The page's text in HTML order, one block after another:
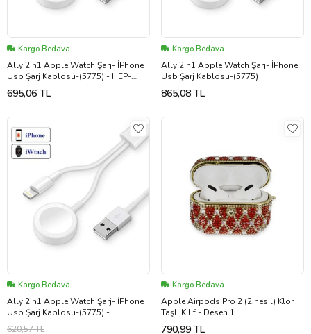
Kargo Bedava
Ally 2in1 Apple Watch Şarj- İPhone
Usb Şarj Kablosu-(5775) - HEP-
1361-8356
695,06 TL
Kargo Bedava
Ally 2in1 Apple Watch Şarj- İPhone
Usb Şarj Kablosu-(5775)
865,08 TL
Kargo Bedava
Ally 2in1 Apple Watch Şarj- İPhone
Usb Şarj Kablosu-(5775) -
EEEEEE1361-8356
620,57 TL
Kargo Bedava
Apple Airpods Pro 2 (2.nesil) Klor
Taşlı Kılıf - Desen 1
790,99 TL